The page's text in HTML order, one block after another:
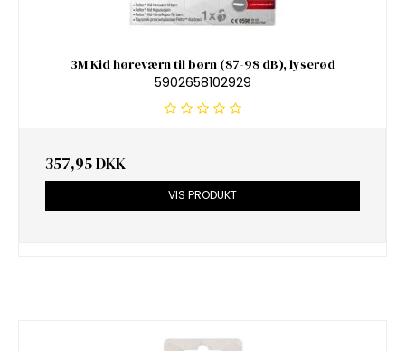
3M Kid høreværn til børn (87-98 dB), lyserød
5902658102929
357,95 DKK
VIS PRODUKT